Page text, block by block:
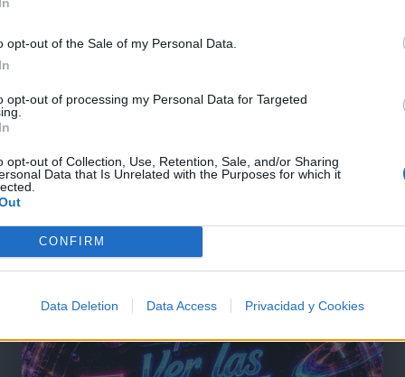
opt-out of the Sale of my Personal Data.
opt-out of processing my Personal Data for Targeted
opt-out of Collection, Use, Retention, Sale, and/or Sharing
Data that Is Unrelated with the Purposes for which it
CONFIRM
Data Deletion Data Access Privacidad y Cookies